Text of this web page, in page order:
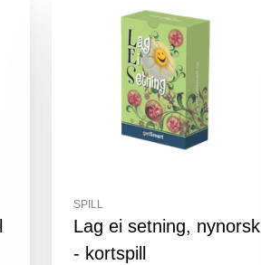
SPILL
Lag ei setning, nynorsk
- kortspill